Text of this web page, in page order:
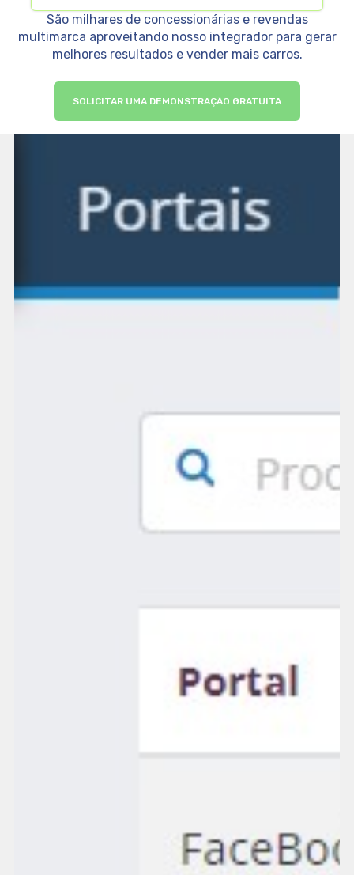
São milhares de concessionárias e revendas
multimarca aproveitando nosso integrador para gerar
melhores resultados e vender mais carros.
SOLICITAR UMA DEMONSTRAÇÃO GRATUITA